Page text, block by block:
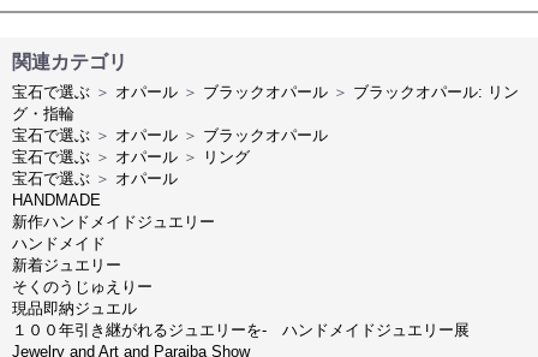
関連カテゴリ
宝石で選ぶ ＞ オパール ＞ ブラックオパール ＞ ブラックオパール: リン
グ・指輪
宝石で選ぶ ＞ オパール ＞ ブラックオパール
宝石で選ぶ ＞ オパール ＞
リング
宝石で選ぶ ＞ オパール
HANDMADE
新作ハンドメイドジュエリー
ハンドメイド
新着ジュエリー
そくのうじゅえりー
現品即納ジュエル
１００年引き継がれるジュエリーを- ハンドメイドジュエリー展
Jewelry and Art and Paraiba Show